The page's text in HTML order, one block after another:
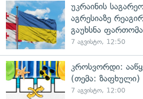
უკრაინის
აგრესიაზე
გაუხსნა
7 აგვისტო, 12:50
კროსვორდი:
(თემა: ზაფხული)
7 აგვისტო, 12:00